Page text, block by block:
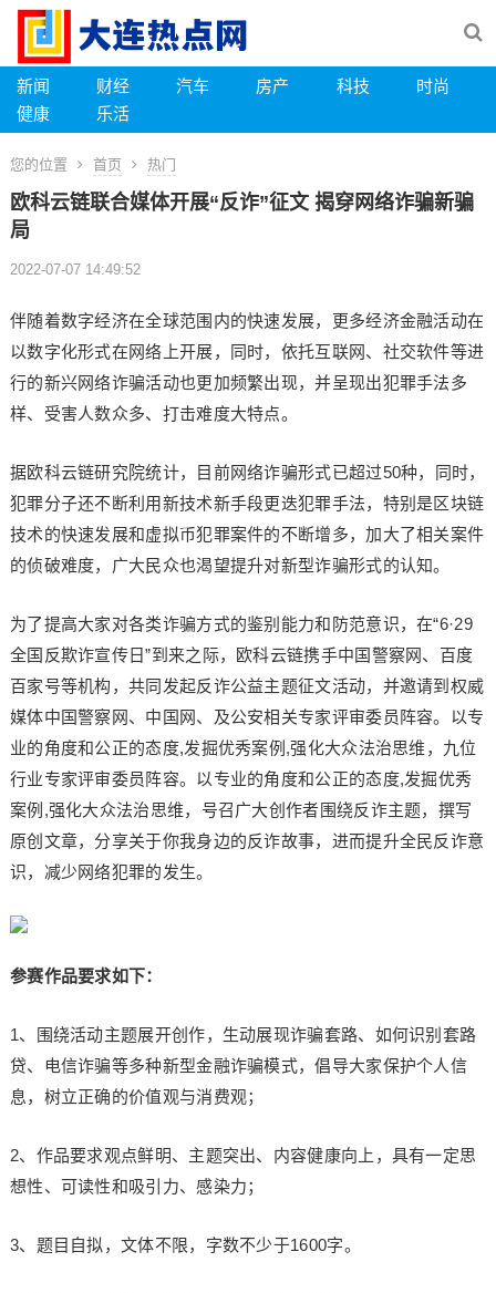
新闻 财经 汽车 房产 科技
时尚
健康
乐活
您的位置 首页 热门
欧科云链联合媒体开展“反诈”征文 揭穿网络诈骗新骗
局
2022-07-07 14:49:52
伴随着数字经济在全球范围内的快速发展，更多经济金融活动在
以数字化形式在网络上开展，同时，依托互联网、社交软件等进
行的新兴网络诈骗活动也更加频繁出现，并呈现出犯罪手法多
样、受害人数众多、打击难度大特点。
据欧科云链研究院统计，目前网络诈骗形式已超过50种，同时，
犯罪分子还不断利用新技术新手段更迭犯罪手法，特别是区块链
技术的快速发展和虚拟币犯罪案件的不断增多，加大了相关案件
的侦破难度，广大民众也渴望提升对新型诈骗形式的认知。
为了提高大家对各类诈骗方式的鉴别能力和防范意识，在“6·29
全国反欺诈宣传日”到来之际，欧科云链携手中国警察网、百度
百家号等机构，共同发起反诈公益主题征文活动，并邀请到权威
媒体中国警察网、中国网、及公安相关专家评审委员阵容。以专
业的角度和公正的态度,发掘优秀案例,强化大众法治思维，九位
行业专家评审委员阵容。以专业的角度和公正的态度,发掘优秀
案例,强化大众法治思维，号召广大创作者围绕反诈主题，撰写
原创文章，分享关于你我身边的反诈故事，进而提升全民反诈意
识，减少网络犯罪的发生。
参赛作品要求如下：
1、围绕活动主题展开创作，生动展现诈骗套路、如何识别套路
贷、电信诈骗等多种新型金融诈骗模式，倡导大家保护个人信
息，树立正确的价值观与消费观；
2、作品要求观点鲜明、主题突出、内容健康向上，具有一定思
想性、可读性和吸引力、感染力；
3、题目自拟，文体不限，字数不少于1600字。